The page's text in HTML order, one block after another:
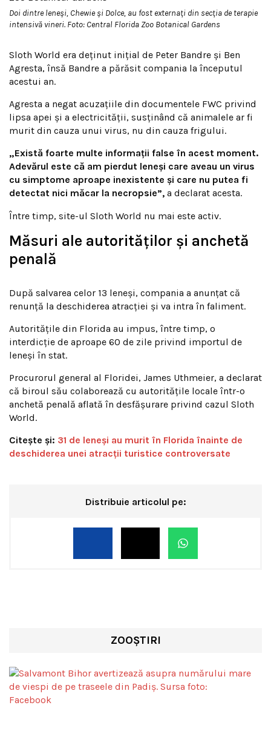
Doi dintre leneși, Chewie și Dolce, au fost externați din secția de terapie
intensivă vineri. Foto: Central Florida Zoo Botanical Gardens
Sloth World era deținut inițial de Peter Bandre și Ben
Agresta, însă Bandre a părăsit compania la începutul
acestui an.
Agresta a negat acuzațiile din documentele FWC privind
lipsa apei și a electricității, susținând că animalele ar fi
murit din cauza unui virus, nu din cauza frigului.
„Există foarte multe informații false în acest moment.
Adevărul este că am pierdut leneși care aveau un virus
cu simptome aproape inexistente și care nu putea fi
detectat nici măcar la necropsie”, a declarat acesta.
Între timp, site-ul Sloth World nu mai este activ.
Măsuri ale autorităților și anchetă
penală
După salvarea celor 13 leneși, compania a anunțat că
renunță la deschiderea atracției și va intra în faliment.
Autoritățile din Florida au impus, între timp, o
interdicție de aproape 60 de zile privind importul de
leneși în stat.
Procurorul general al Floridei, James Uthmeier, a declarat
că biroul său colaborează cu autoritățile locale într-o
anchetă penală aflată în desfășurare privind cazul Sloth
World.
Citește și: 31 de leneși au murit în Florida înainte de
deschiderea unei atracții turistice controversate
Distribuie articolul pe:
ZOOȘTIRI